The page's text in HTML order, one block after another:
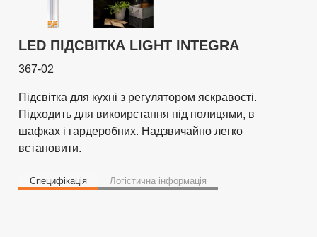
LED ПІДСВІТКА LIGHT INTEGRA
367-02
Підсвітка для кухні з регулятором яскравості.
Підходить для викоирстання під полицями, в
шафках і гардеробних. Надзвичайно легко
встановити.
Специфікація Логістична інформація